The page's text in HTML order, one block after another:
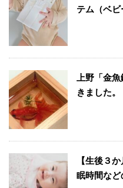
テム（ベビ
上野「金
きました。
【生後３
眠時間など